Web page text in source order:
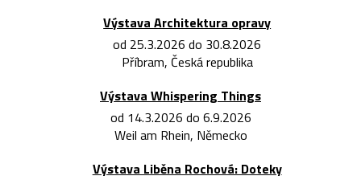
Výstava Architektura opravy
od 25.3.2026 do 30.8.2026
Příbram, Česká republika
Výstava Whispering Things
od 14.3.2026 do 6.9.2026
Weil am Rhein, Německo
Výstava Liběna Rochová: Doteky